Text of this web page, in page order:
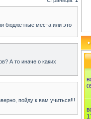
бюджетные места или это
А то иначе о каких
пойду к вам учиться!!!